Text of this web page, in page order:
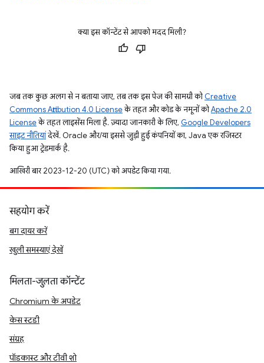
क्या इस कॉन्टेंट से आपको मदद मिली?
जब तक कुछ अलग से न बताया जाए, तब तक इस पेज की सामग्री कोCreative
Commons Attribution 4.0 Licenseके तहत और कोड के नमूनों कोApache 2.0
Licenseके तहत लाइसेंस मिला है. ज़्यादा जानकारी के लिए, Google Developers
साइट नीतियांदेखें. Oracle और/या इससे जुड़ी हुई कंपनियों का, Java एक रजिस्टर
किया हुआ ट्रेडमार्क है.
आखिरी बार 2023-12-20 (UTC) को अपडेट किया गया.
सहयोग करें
बग दायर करें
खुली समस्याएं देखें
मिलता-जुलता कॉन्टेंट
Chromium के अपडेट
केस स्टडी
संग्रह
पॉडकास्ट और टीवी शो